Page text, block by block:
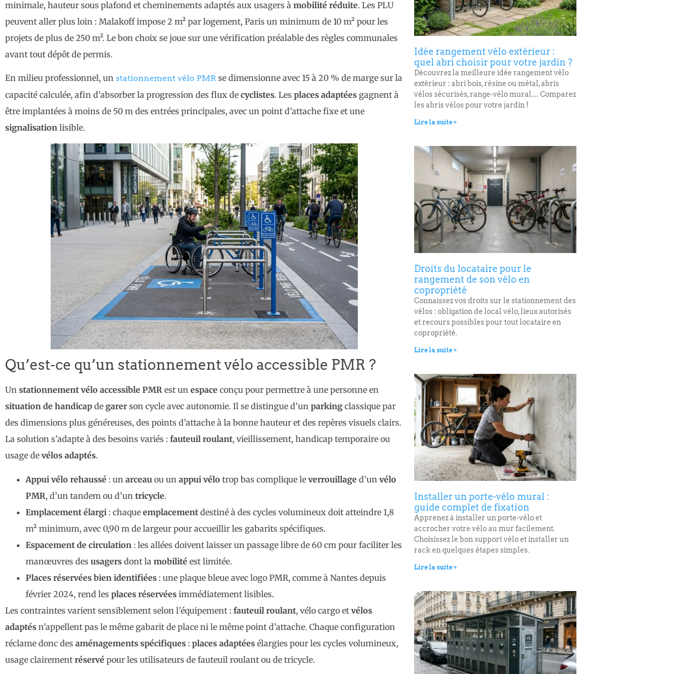
minimale, hauteur sous plafond et cheminements adaptés aux usagers à mobilité réduite. Les PLU
peuvent aller plus loin : Malakoff impose 2 m² par logement, Paris un minimum de 10 m² pour les
projets de plus de 250 m². Le bon choix se joue sur une vérification préalable des règles communales
avant tout dépôt de permis.
En milieu professionnel, un stationnement vélo PMR se dimensionne avec 15 à 20 % de marge sur la
capacité calculée, afin d’absorber la progression des flux de cyclistes. Les places adaptées gagnent à
être implantées à moins de 50 m des entrées principales, avec un point d’attache fixe et une
signalisation lisible.
Qu’est-ce qu’un stationnement vélo accessible PMR ?
Un stationnement vélo accessible PMR est un espace conçu pour permettre à une personne en
situation de handicap de garer son cycle avec autonomie. Il se distingue d’un parking classique par
des dimensions plus généreuses, des points d’attache à la bonne hauteur et des repères visuels clairs.
La solution s’adapte à des besoins variés : fauteuil roulant, vieillissement, handicap temporaire ou
usage de vélos adaptés.
Appui vélo rehaussé : un arceau ou un appui vélo trop bas complique le verrouillage d’un vélo
PMR, d’un tandem ou d’un tricycle.
Emplacement élargi : chaque emplacement destiné à des cycles volumineux doit atteindre 1,8
m² minimum, avec 0,90 m de largeur pour accueillir les gabarits spécifiques.
Espacement de circulation : les allées doivent laisser un passage libre de 60 cm pour faciliter les
manœuvres des usagers dont la mobilité est limitée.
Places réservées bien identifiées : une plaque bleue avec logo PMR, comme à Nantes depuis
février 2024, rend les places réservées immédiatement lisibles.
Les contraintes varient sensiblement selon l’équipement : fauteuil roulant, vélo cargo et vélos
adaptés n’appellent pas le même gabarit de place ni le même point d’attache. Chaque configuration
réclame donc des aménagements spécifiques : places adaptées élargies pour les cycles volumineux,
usage clairement réservé pour les utilisateurs de fauteuil roulant ou de tricycle.
Idée rangement vélo extérieur :
quel abri choisir pour votre jardin ?
Découvrez la meilleure idée rangement vélo
extérieur : abri bois, résine ou métal, abris
vélos sécurisés, range-vélo mural… Comparez
les abris vélos pour votre jardin !
Lire la suite »
Droits du locataire pour le
rangement de son vélo en
copropriété
Connaissez vos droits sur le stationnement des
vélos : obligation de local vélo, lieux autorisés
et recours possibles pour tout locataire en
copropriété.
Lire la suite »
Installer un porte-vélo mural :
guide complet de fixation
Apprenez à installer un porte-vélo et
accrocher votre vélo au mur facilement.
Choisissez le bon support vélo et installer un
rack en quelques étapes simples.
Lire la suite »